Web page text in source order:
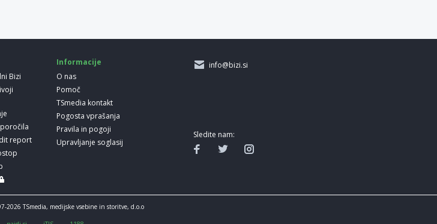
Bizi
report
Informacije
O nas
Pomoč
TSmedia kontakt
Pogosta vprašanja
Pravila in pogoji
Upravljanje soglasij
info@bizi.si
Sledite nam:
2026 TSmedia, medijske vsebine in storitve, d.o.o